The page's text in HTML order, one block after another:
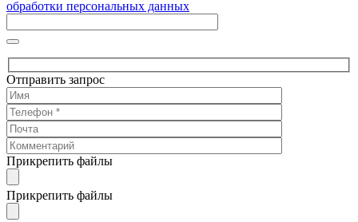
обработки персональных данных
Отправить запрос
Прикрепить файлы
Прикрепить файлы